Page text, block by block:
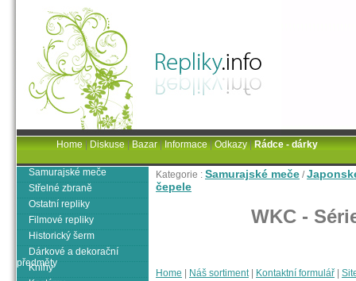
Kategorie : Samurajské meče /
čepele
WKC -
Home Náš sortiment| Kontaktní formulář
Samurajské meče
Střelné zbraně
Ostatní repliky
Filmové repliky
Historický šerm
Dárkové a dekorační
předměty
Knihy
Home|Diskuse|Bazar|Informace|Odkazy|Rádce - dárky